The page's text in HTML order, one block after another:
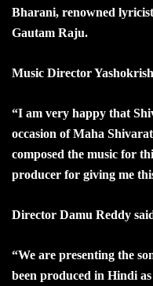
Bharani, renowned
Gautam Raju.
Music Director
“I am very happy that
occasion of Maha
composed the music for
producer for giving me
Director Damu Reddy
“We are presenting the
been produced in Hindi